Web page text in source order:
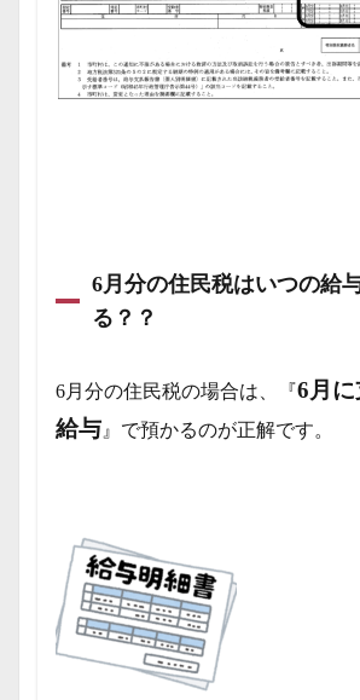
6月分の住民税はいつの給
る？？
6月分の住民税の場合は、『6月
給与 』で預かるのが正解です。